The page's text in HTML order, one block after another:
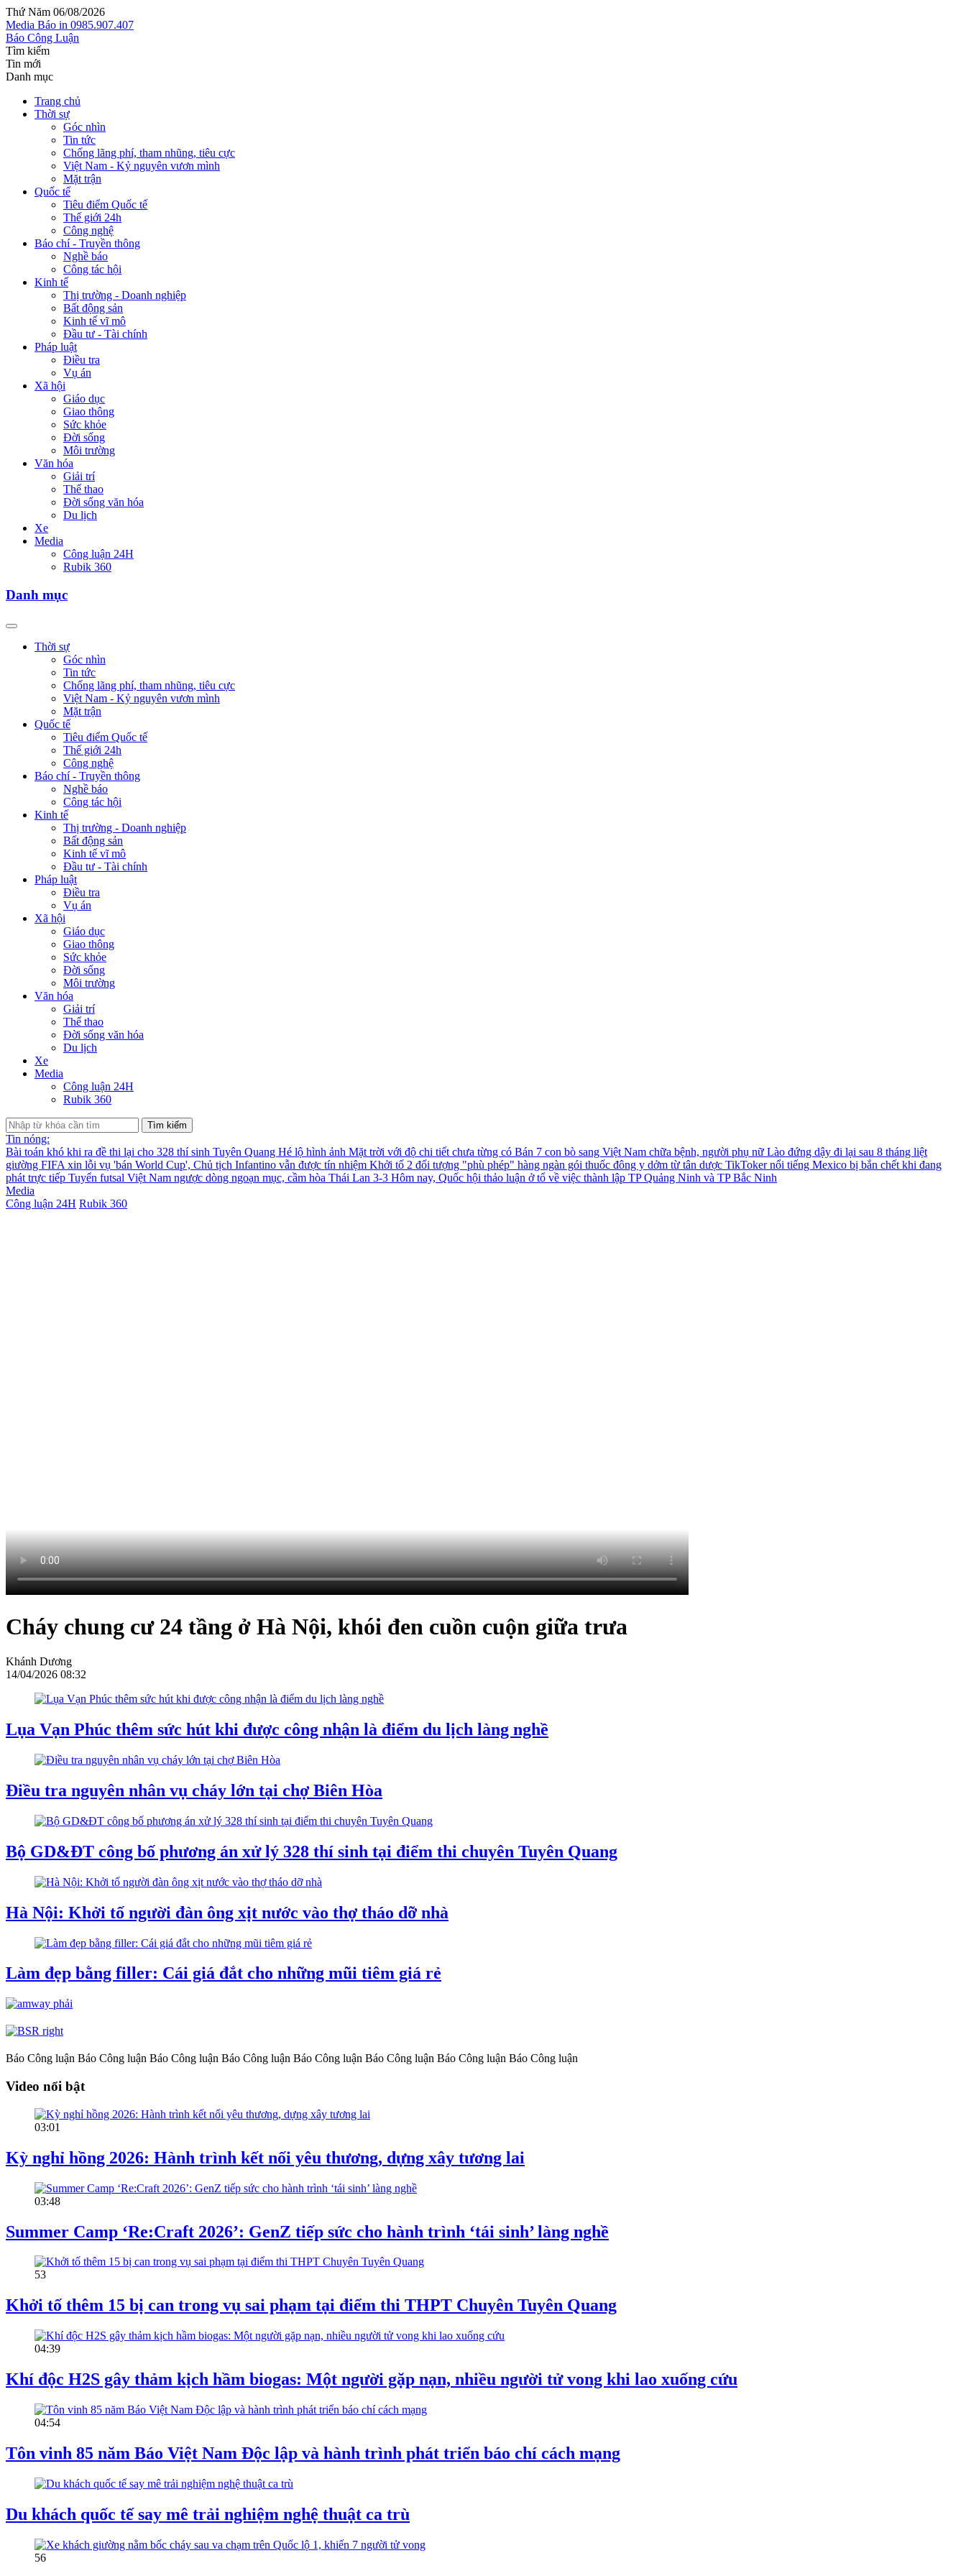
Thứ Năm 06/08/2026
Media Báo in 0985.907.407
Báo Công Luận
Tìm kiếm
Tin mới
Danh mục
Trang chủ
Thời sự
Góc nhìn
Tin tức
Chống lãng phí, tham nhũng, tiêu cực
Việt Nam - Kỷ nguyên vươn mình
Mặt trận
Quốc tế
Tiêu điểm Quốc tế
Thế giới 24h
Công nghệ
Báo chí - Truyền thông
Nghề báo
Công tác hội
Kinh tế
Thị trường - Doanh nghiệp
Bất động sản
Kinh tế vĩ mô
Đầu tư - Tài chính
Pháp luật
Điều tra
Vụ án
Xã hội
Giáo dục
Giao thông
Sức khỏe
Đời sống
Môi trường
Văn hóa
Giải trí
Thể thao
Đời sống văn hóa
Du lịch
Xe
Media
Công luận 24H
Rubik 360
Danh mục
Thời sự
Góc nhìn
Tin tức
Chống lãng phí, tham nhũng, tiêu cực
Việt Nam - Kỷ nguyên vươn mình
Mặt trận
Quốc tế
Tiêu điểm Quốc tế
Thế giới 24h
Công nghệ
Báo chí - Truyền thông
Nghề báo
Công tác hội
Kinh tế
Thị trường - Doanh nghiệp
Bất động sản
Kinh tế vĩ mô
Đầu tư - Tài chính
Pháp luật
Điều tra
Vụ án
Xã hội
Giáo dục
Giao thông
Sức khỏe
Đời sống
Môi trường
Văn hóa
Giải trí
Thể thao
Đời sống văn hóa
Du lịch
Xe
Media
Công luận 24H
Rubik 360
Tìm kiếm
Tin nóng:
Bài toán khó khi ra đề thi lại cho 328 thí sinh Tuyên Quang Hé lộ hình ảnh Mặt trời với độ chi tiết chưa từng có Bán 7 con bò sang Việt Nam chữa bệnh, người phụ nữ Lào đứng dậy đi lại sau 8 tháng liệt
giường FIFA xin lỗi vụ 'bán World Cup', Chủ tịch Infantino vẫn được tín nhiệm Khởi tố 2 đối tượng "phù phép" hàng ngàn gói thuốc đông y dởm từ tân dược TikToker nổi tiếng Mexico bị bắn chết khi đang
phát trực tiếp Tuyển futsal Việt Nam ngược dòng ngoạn mục, cầm hòa Thái Lan 3-3 Hôm nay, Quốc hội thảo luận ở tổ về việc thành lập TP Quảng Ninh và TP Bắc Ninh
Media
Công luận 24H Rubik 360
Cháy chung cư 24 tầng ở Hà Nội, khói đen cuồn cuộn giữa trưa
Khánh Dương
14/04/2026 08:32
Lụa Vạn Phúc thêm sức hút khi được công nhận là điểm du lịch làng nghề
Điều tra nguyên nhân vụ cháy lớn tại chợ Biên Hòa
Bộ GD&ĐT công bố phương án xử lý 328 thí sinh tại điểm thi chuyên Tuyên Quang
Hà Nội: Khởi tố người đàn ông xịt nước vào thợ tháo dỡ nhà
Làm đẹp bằng filler: Cái giá đắt cho những mũi tiêm giá rẻ
Báo Công luận Báo Công luận Báo Công luận Báo Công luận Báo Công luận Báo Công luận Báo Công luận Báo Công luận
Video nổi bật
03:01
Kỳ nghỉ hồng 2026: Hành trình kết nối yêu thương, dựng xây tương lai
03:48
Summer Camp ‘Re:Craft 2026’: GenZ tiếp sức cho hành trình ‘tái sinh’ làng nghề
53
Khởi tố thêm 15 bị can trong vụ sai phạm tại điểm thi THPT Chuyên Tuyên Quang
04:39
Khí độc H2S gây thảm kịch hầm biogas: Một người gặp nạn, nhiều người tử vong khi lao xuống cứu
04:54
Tôn vinh 85 năm Báo Việt Nam Độc lập và hành trình phát triển báo chí cách mạng
Du khách quốc tế say mê trải nghiệm nghệ thuật ca trù
56